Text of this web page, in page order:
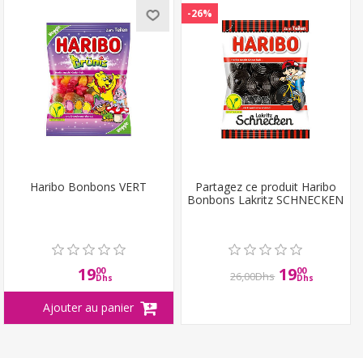
Haribo Bonbons VERT
1900
Dhs
-26%
Partagez ce produit Haribo
Bonbons Lakritz SCHNECKEN
26,00Dhs 1900
Dhs